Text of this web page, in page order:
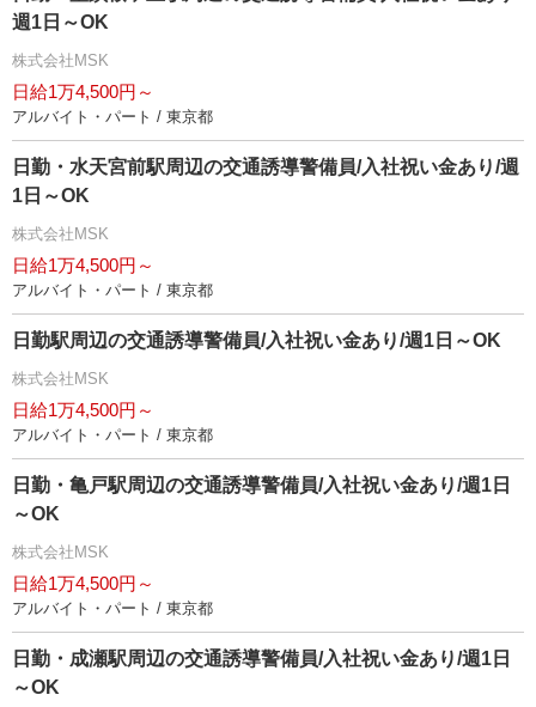
週1日～OK
株式会社MSK
日給1万4,500円～
アルバイト・パート / 東京都
日勤・水天宮前駅周辺の交通誘導警備員/入社祝い金あり/週
1日～OK
株式会社MSK
日給1万4,500円～
アルバイト・パート / 東京都
日勤駅周辺の交通誘導警備員/入社祝い金あり/週1日～OK
株式会社MSK
日給1万4,500円～
アルバイト・パート / 東京都
日勤・亀戸駅周辺の交通誘導警備員/入社祝い金あり/週1日
～OK
株式会社MSK
日給1万4,500円～
アルバイト・パート / 東京都
日勤・成瀬駅周辺の交通誘導警備員/入社祝い金あり/週1日
～OK